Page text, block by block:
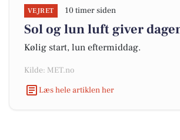
VEJRET 10 timer siden
Sol og lun luft giver
Kølig start, lun eftermiddag.
Kilde: MET.no
Læs hele artiklen her